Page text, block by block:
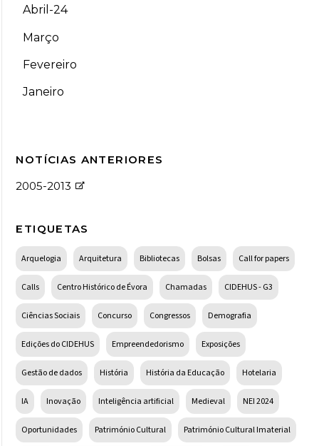
Abril-24
Março
Fevereiro
Janeiro
NOTÍCIAS ANTERIORES
2005-2013
ETIQUETAS
Arquelogia Arquitetura Bibliotecas Bolsas Call for papers
Calls Centro Histórico de Évora Chamadas CIDEHUS - G3
Ciências Sociais Concurso Congressos Demografia
Edições do CIDEHUS Empreendedorismo Exposições
Gestão de dados História História da Educação Hotelaria
IA Inovação Inteligência artificial Medieval NEI 2024
Oportunidades Património Cultural Património Cultural Imaterial